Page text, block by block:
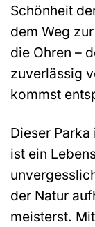
Schönheit
dem Weg
die Ohren –
zuverlässig
kommst
Dieser
ist ein
der Natur
meisterst.